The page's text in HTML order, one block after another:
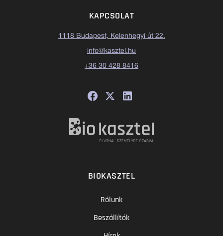
KAPCSOLAT
1118 Budapest, Kelenhegyi út 22.
info@kasztel.hu
+36 30 428 8416
BIOKASZTEL
Rólunk
Beszállítók